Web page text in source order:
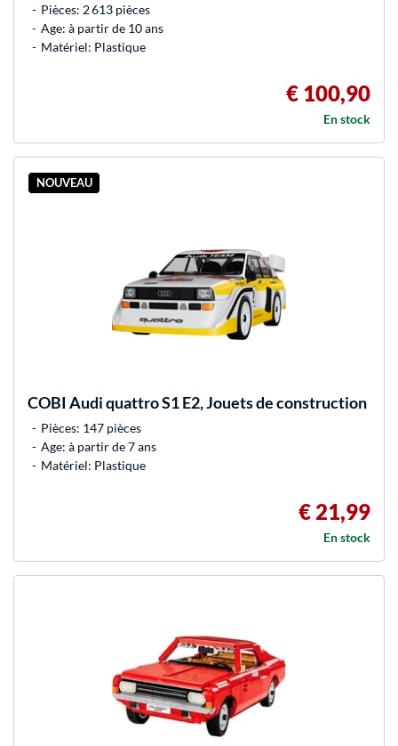
Pièces: 2 613 pièces
Age: à partir de 10 ans
Matériel: Plastique
€ 100,90
En stock
NOUVEAU
COBI Audi quattro S1 E2, Jouets de construction
Pièces: 147 pièces
Age: à partir de 7 ans
Matériel: Plastique
€ 21,99
En stock